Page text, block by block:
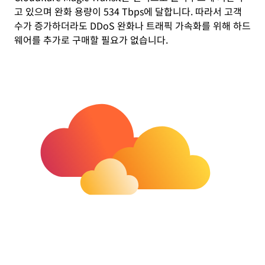
고 있으며 완화 용량이 534 Tbps에 달합니다. 따라서 고객
수가 증가하더라도 DDoS 완화나 트래픽 가속화를 위해 하드
웨어를 추가로 구매할 필요가 없습니다.